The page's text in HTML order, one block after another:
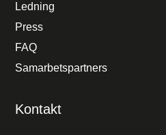
Ledning
Press
FAQ
Samarbetspartners
Kontakt